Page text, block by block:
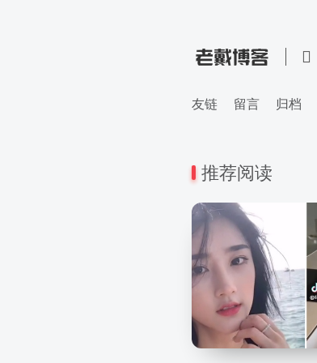
友链 留言 归档
推荐阅读